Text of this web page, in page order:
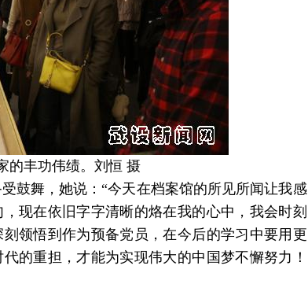
的丰功伟绩。刘恒 摄
鼓舞，她说：“今天在档案馆的所见所闻让我感
现在依旧字字清晰的烙在我的心中，我会时刻
领悟到作为预备党员，在今后的学习中要用更
的重担，才能为实现伟大的中国梦不懈努力！